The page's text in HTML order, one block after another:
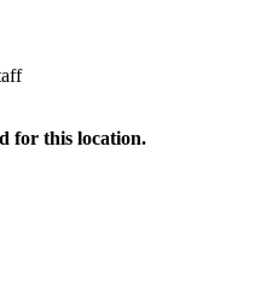
for this location.